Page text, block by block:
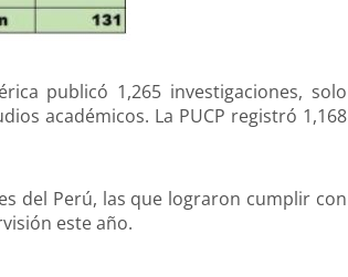
publicó 1,265 investigaciones, solo
académicos. La PUCP registró 1,168
del Perú, las que lograron cumplir con
este año.